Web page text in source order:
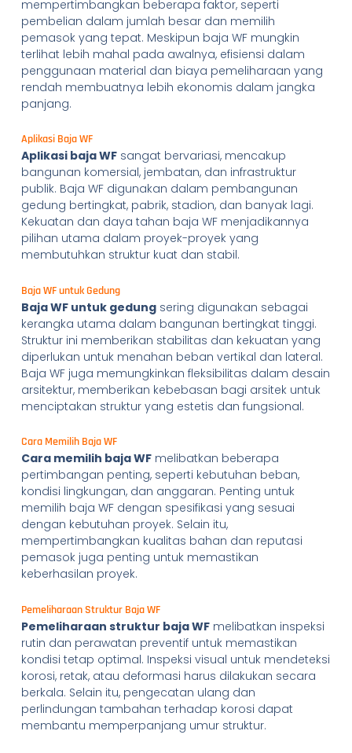
mempertimbangkan beberapa faktor, seperti
pembelian dalam jumlah besar dan memilih
pemasok yang tepat. Meskipun baja WF mungkin
terlihat lebih mahal pada awalnya, efisiensi dalam
penggunaan material dan biaya pemeliharaan yang
rendah membuatnya lebih ekonomis dalam jangka
panjang.
Aplikasi Baja WF
Aplikasi baja WFsangat bervariasi, mencakup
bangunan komersial, jembatan, dan infrastruktur
publik. Baja WF digunakan dalam pembangunan
gedung bertingkat, pabrik, stadion, dan banyak lagi.
Kekuatan dan daya tahan baja WF menjadikannya
pilihan utama dalam proyek-proyek yang
membutuhkan struktur kuat dan stabil.
Baja WF untuk Gedung
Baja WF untuk gedungsering digunakan sebagai
kerangka utama dalam bangunan bertingkat tinggi.
Struktur ini memberikan stabilitas dan kekuatan yang
diperlukan untuk menahan beban vertikal dan lateral.
Baja WF juga memungkinkan fleksibilitas dalam desain
arsitektur, memberikan kebebasan bagi arsitek untuk
menciptakan struktur yang estetis dan fungsional.
Cara Memilih Baja WF
Cara memilih baja WFmelibatkan beberapa
pertimbangan penting, seperti kebutuhan beban,
kondisi lingkungan, dan anggaran. Penting untuk
memilih baja WF dengan spesifikasi yang sesuai
dengan kebutuhan proyek. Selain itu,
mempertimbangkan kualitas bahan dan reputasi
pemasok juga penting untuk memastikan
keberhasilan proyek.
Pemeliharaan Struktur Baja WF
Pemeliharaan struktur baja WFmelibatkan inspeksi
rutin dan perawatan preventif untuk memastikan
kondisi tetap optimal. Inspeksi visual untuk mendeteksi
korosi, retak, atau deformasi harus dilakukan secara
berkala. Selain itu, pengecatan ulang dan
perlindungan tambahan terhadap korosi dapat
membantu memperpanjang umur struktur.